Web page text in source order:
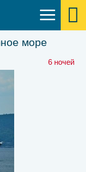
море
6 ночей